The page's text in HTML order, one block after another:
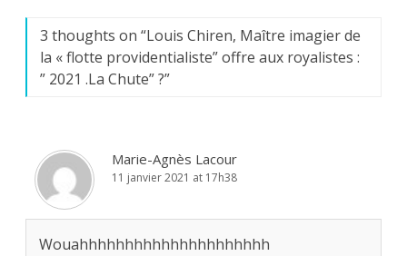
3 thoughts on “Louis Chiren, Maître imagier de
la « flotte providentialiste” offre aux royalistes :
” 2021 .La Chute” ?”
Marie-Agnès Lacour
11 janvier 2021 at 17h38
Wouahhhhhhhhhhhhhhhhhhhhh